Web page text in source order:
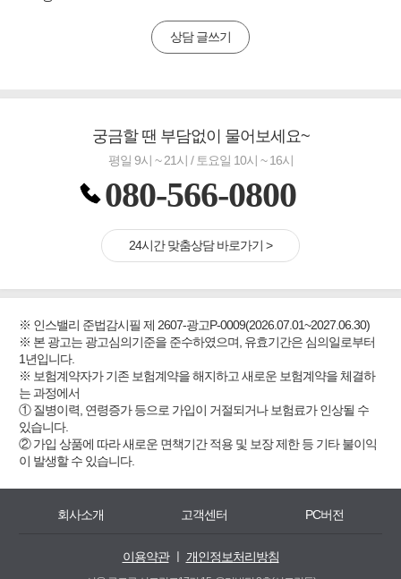
상담 글쓰기
궁금할 땐 부담없이 물어보세요~
평일 9시 ~ 21시 / 토요일 10시 ~ 16시
080-566-0800
24시간 맞춤상담 바로가기 >
※ 인스밸리 준법감시필 제 2607-광고P-0009(2026.07.01~2027.06.30)
※ 본 광고는 광고심의기준을 준수하였으며, 유효기간은 심의일로부터
1년입니다.
※ 보험계약자가 기존 보험계약을 해지하고 새로운 보험계약을 체결하
는 과정에서
① 질병이력, 연령증가 등으로 가입이 거절되거나 보험료가 인상될 수
있습니다.
② 가입 상품에 따라 새로운 면책기간 적용 및 보장 제한 등 기타 불이익
이 발생할 수 있습니다.
회사소개 고객센터 PC버전
이용약관ㅣ 개인정보처리방침